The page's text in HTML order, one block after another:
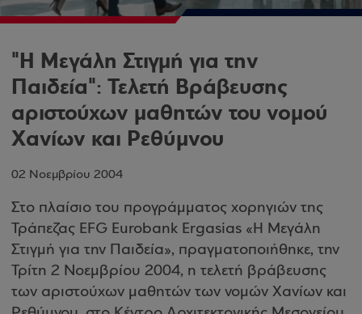
"Η Μεγάλη Στιγμή για την
Παιδεία": Τελετή Βράβευσης
αριστούχων μαθητών του νομού
Χανίων και Ρεθύμνου
02 Νοεμβρίου 2004
Στο πλαίσιο του προγράμματος χορηγιών της
Τράπεζας EFG Eurobank Ergasias «Η Μεγάλη
Στιγμή για την Παιδεία», πραγματοποιήθηκε, την
Τρίτη 2 Νοεμβρίου 2004, η τελετή βράβευσης
των αριστούχων μαθητών των νομών Χανίων και